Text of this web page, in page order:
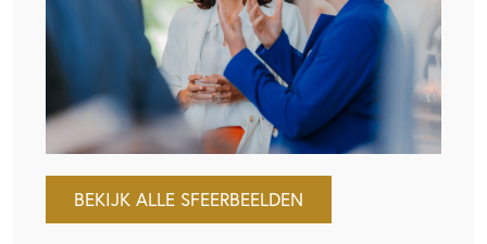
BEKIJK ALLE SFEERBEELDEN